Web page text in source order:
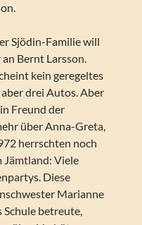
Sjödin-Familie will
Bernt Larsson.
kein geregeltes
drei Autos. Aber
Freund der
über Anna-Greta,
herrschten noch
Jämtland: Viele
Diese
Marianne
betreute,